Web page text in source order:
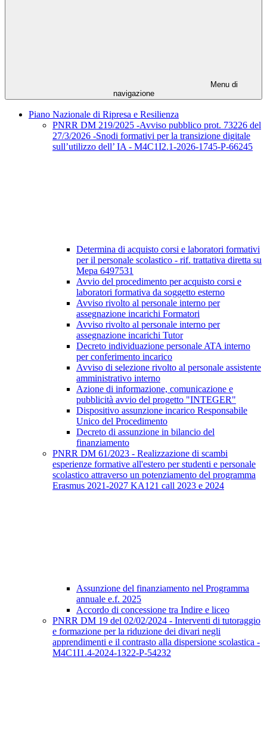
Menu di
navigazione
Piano Nazionale di Ripresa e Resilienza
PNRR DM 219/2025 -Avviso pubblico prot. 73226 del
27/3/2026 -Snodi formativi per la transizione digitale
sull’utilizzo dell’ IA - M4C1I2.1-2026-1745-P-66245
Determina di acquisto corsi e laboratori formativi
per il personale scolastico - rif. trattativa diretta su
Mepa 6497531
Avvio del procedimento per acquisto corsi e
laboratori formativa da soggetto esterno
Avviso rivolto al personale interno per
assegnazione incarichi Formatori
Avviso rivolto al personale interno per
assegnazione incarichi Tutor
Decreto individuazione personale ATA interno
per conferimento incarico
Avviso di selezione rivolto al personale assistente
amministrativo interno
Azione di informazione, comunicazione e
pubblicità avvio del progetto "INTEGER"
Dispositivo assunzione incarico Responsabile
Unico del Procedimento
Decreto di assunzione in bilancio del
finanziamento
PNRR DM 61/2023 - Realizzazione di scambi
esperienze formative all'estero per studenti e personale
scolastico attraverso un potenziamento del programma
Erasmus 2021-2027 KA121 call 2023 e 2024
Assunzione del finanziamento nel Programma
annuale e.f. 2025
Accordo di concessione tra Indire e liceo
PNRR DM 19 del 02/02/2024 - Interventi di tutoraggio
e formazione per la riduzione dei divari negli
apprendimenti e il contrasto alla dispersione scolastica -
M4C1I1.4-2024-1322-P-54232